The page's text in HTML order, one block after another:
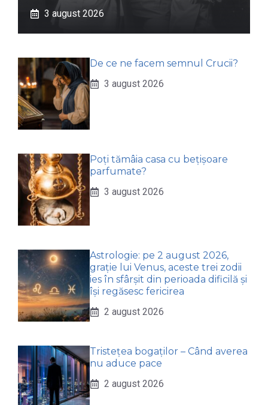
3 august 2026
De ce ne facem semnul Crucii?
3 august 2026
Poți tămâia casa cu bețișoare
parfumate?
3 august 2026
Astrologie: pe 2 august 2026,
grație lui Venus, aceste trei zodii
ies în sfârșit din perioada dificilă și
își regăsesc fericirea
2 august 2026
Tristețea bogaților – Când averea
nu aduce pace
2 august 2026